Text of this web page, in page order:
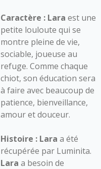
Caractère : Lara est une
petite louloute qui se
montre pleine de vie,
sociable, joueuse au
refuge. Comme chaque
chiot, son éducation sera
à faire avec beaucoup de
patience, bienveillance,
amour et douceur.
Histoire : Lara a été
récupérée par Luminita.
Lara a besoin de